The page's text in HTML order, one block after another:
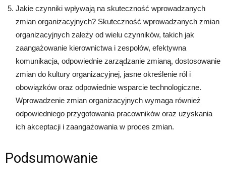
Jakie czynniki wpływają na skuteczność wprowadzanych
zmian organizacyjnych? Skuteczność wprowadzanych zmian
organizacyjnych zależy od wielu czynników, takich jak
zaangażowanie kierownictwa i zespołów, efektywna
komunikacja, odpowiednie zarządzanie zmianą, dostosowanie
zmian do kultury organizacyjnej, jasne określenie ról i
obowiązków oraz odpowiednie wsparcie technologiczne.
Wprowadzenie zmian organizacyjnych wymaga również
odpowiedniego przygotowania pracowników oraz uzyskania
ich akceptacji i zaangażowania w proces zmian.
Podsumowanie